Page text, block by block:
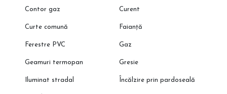
Contor gaz Curent
Curte comună Faianță
Ferestre PVC Gaz
Geamuri termopan Gresie
Iluminat stradal Încălzire prin pardoseală